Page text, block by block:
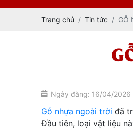
Trang chủ Tin tức GỖ
Ngày đăng: 16/04/2026
Gỗ nhựa ngoài trời đã
Đầu tiên, loại vật liệu